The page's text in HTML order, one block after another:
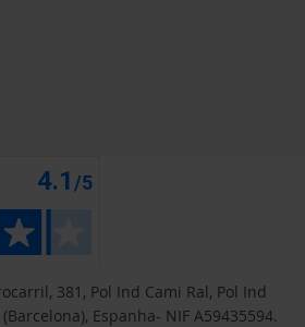
381, Pol Ind Cami Ral, Pol Ind
Espanha- NIF A59435594.